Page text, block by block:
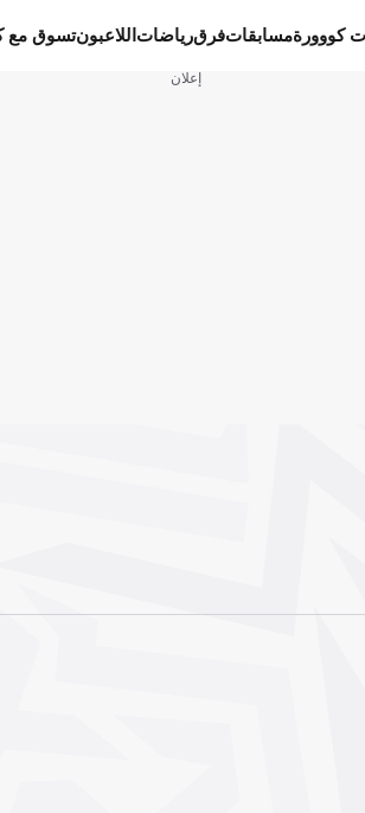
كووورةمسابقاتفرقرياضات اللاعبونتسوق مع
إعلان